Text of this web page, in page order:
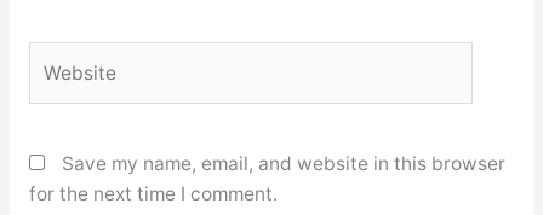
Save my name, email, and website in this browser
for the next time I comment.